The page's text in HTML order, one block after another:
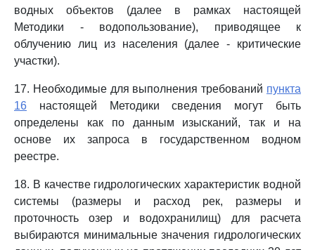
водных объектов (далее в рамках настоящей
Методики - водопользование), приводящее к
облучению лиц из населения (далее - критические
участки).
17. Необходимые для выполнения требований пункта
16 настоящей Методики сведения могут быть
определены как по данным изысканий, так и на
основе их запроса в государственном водном
реестре.
18. В качестве гидрологических характеристик водной
системы (размеры и расход рек, размеры и
проточность озер и водохранилищ) для расчета
выбираются минимальные значения гидрологических